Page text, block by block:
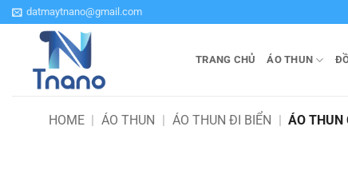
Bỏ
qua
datmaytnano@gmail.com
TRANG CHỦ ÁO THUN
HOME | ÁO THUN | ÁO THUN ĐI BIỂN | ÁO THUN